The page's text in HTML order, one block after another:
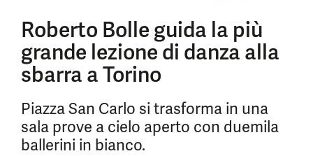
Roberto Bolle guida la più
grande lezione di danza alla
sbarra a Torino
Piazza San Carlo si trasforma in una
sala prove a cielo aperto con duemila
ballerini in bianco.